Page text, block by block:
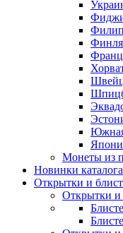
Монеты из
Новинки каталога
Открытки и
Открытки и